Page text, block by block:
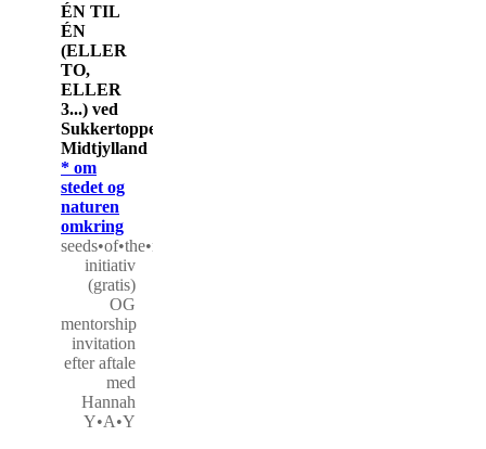
ÉN TIL
ÉN
(ELLER
TO,
ELLER
3...) ved
Sukkertoppen,
Midtjylland
* om
stedet og
naturen
omkring
seeds•of•the•new
initiativ
(gratis)
OG
mentorship
invitation
efter aftale
med
Hannah
Y•A•Y